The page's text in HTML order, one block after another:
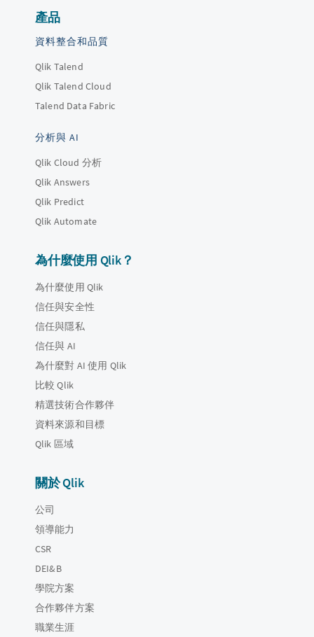
產品
資料整合和品質
Qlik Talend
Qlik Talend Cloud
Talend Data Fabric
分析與 AI
Qlik Cloud 分析
Qlik Answers
Qlik Predict
Qlik Automate
為什麼使用 Qlik？
為什麼使用 Qlik
信任與安全性
信任與隱私
信任與 AI
為什麼對 AI 使用 Qlik
比較 Qlik
精選技術合作夥伴
資料來源和目標
Qlik 區域
關於 Qlik
公司
領導能力
CSR
DEI&B
學院方案
合作夥伴方案
職業生涯